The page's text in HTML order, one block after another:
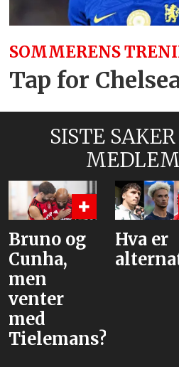
SOMMERENS
Tap for
SISTE
Bruno og
Cunha,
men
venter
med
Tielemans?
Hva er